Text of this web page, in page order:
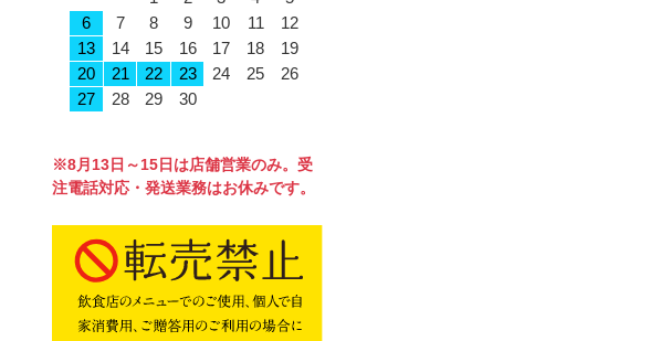
6
7 8 9 10 11
12
13
14 15 16 17 18
19
20
21 22 23 24 25
26
27
28 29 30
※8月13日～15日は店舗営業のみ。受
注電話対応・発送業務はお休みです。